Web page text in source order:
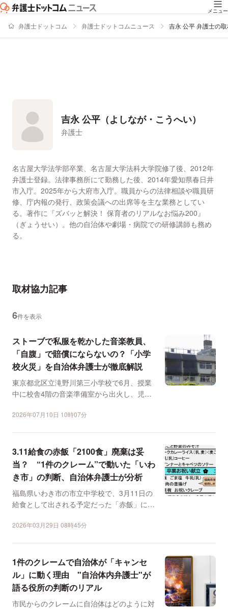
メニュー
弁護士ドットコム 弁護士ドットコムニュース 吉永 公平 弁護士の
吉永 公平（よしなが・こうへい）
弁護士
名古屋大学法学部卒業、名古屋大学法科大学院修了後、2012年
弁護士登録。法律事務所にて勤務した後、2014年愛知県春日井
市入庁。2025年から大府市入庁。職員からの法律相談や職員研
修、庁内報の発行、政策会議への出席等を主な業務としてい
る。著作に『ズバッと解決！ 保育者のリアルなお悩み200』
（ぎょうせい）。他の自治体や劇場・病院での研修講師も務め
る。
取材協力記事
6件を表示
ストーブで私服を乾かした音楽教員、
「自腹」で賠償にならないの？「小学
校火災」を自治体弁護士が徹底解説
東京都北区立滝野川第三小学校で6月、授業
中に校舎4階の音楽準備室から出火し、児童
2026年07月10日 10時07分
3.11給食の赤飯「2100食」廃棄は妥
当？ “1件のクレーム”で動いた「いわ
き市」の判断、自治体弁護士が分析
福島県いわき市の市立中学校で、3月11日の
給食として出される予定だった「赤飯」につ
2026年03月29日 08時45分
1件のクレームで自治体が「キャンセ
ル」に動く理由 "自治体内弁護士"が
語る役所の判断のリアル
市民からのクレームに自治体はどのように対